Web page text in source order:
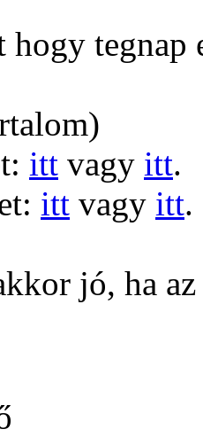
hogy tegnap
itt vagy itt.
itt vagy itt.
jó, ha